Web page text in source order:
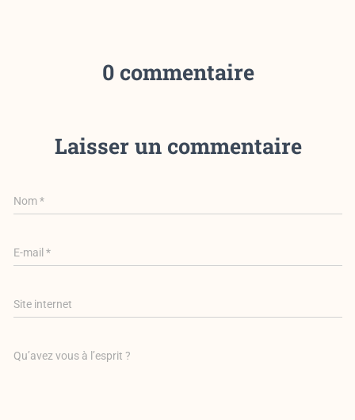
0 commentaire
Laisser un commentaire
Nom*
E-mail*
Site internet
Qu’avez vous à l’esprit ?